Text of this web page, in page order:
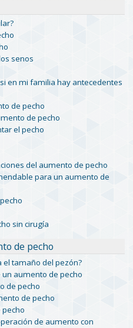
senos
en mi familia hay antecedentes
de pecho
de pecho
el pecho
del aumento de pecho
para un aumento de
sin cirugía
de pecho
el tamaño del pezón?
aumento de pecho
de pecho
de pecho
de aumento con